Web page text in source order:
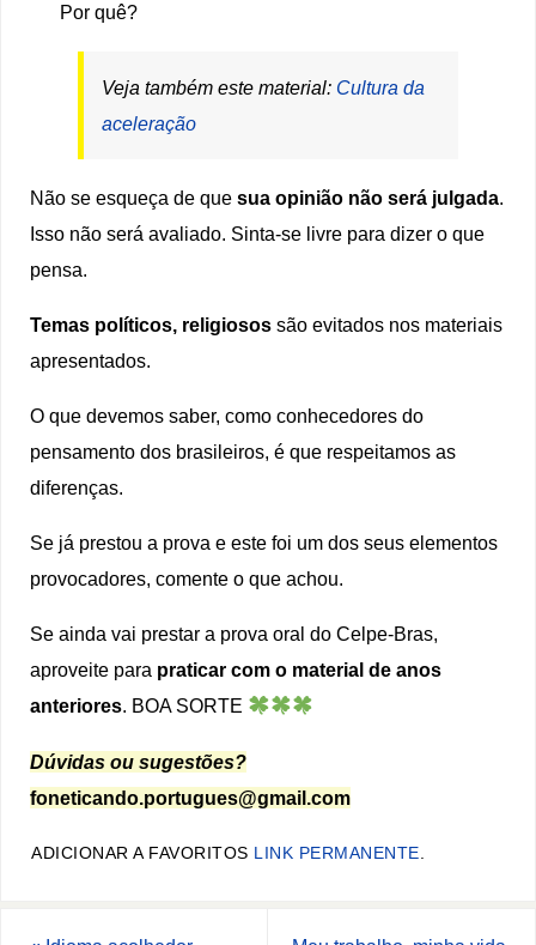
Por quê?
Veja também este material: Cultura da
aceleração
Não se esqueça de quesua opinião não será julgada.
Isso não será avaliado. Sinta-se livre para dizer o que
pensa.
Temas políticos, religiosos são evitados nos materiais
apresentados.
O que devemos saber, como conhecedores do
pensamento dos brasileiros, é que respeitamos as
diferenças.
Se já prestou a prova e este foi um dos seus elementos
provocadores, comente o que achou.
Se ainda vai prestar a prova oral do Celpe-Bras,
aproveite para praticar com o material de anos
anteriores. BOA SORTE
Dúvidas ou sugestões?
foneticando.portugues@gmail.com
ADICIONAR A FAVORITOS LINK PERMANENTE